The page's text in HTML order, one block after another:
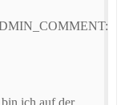
ich auf der